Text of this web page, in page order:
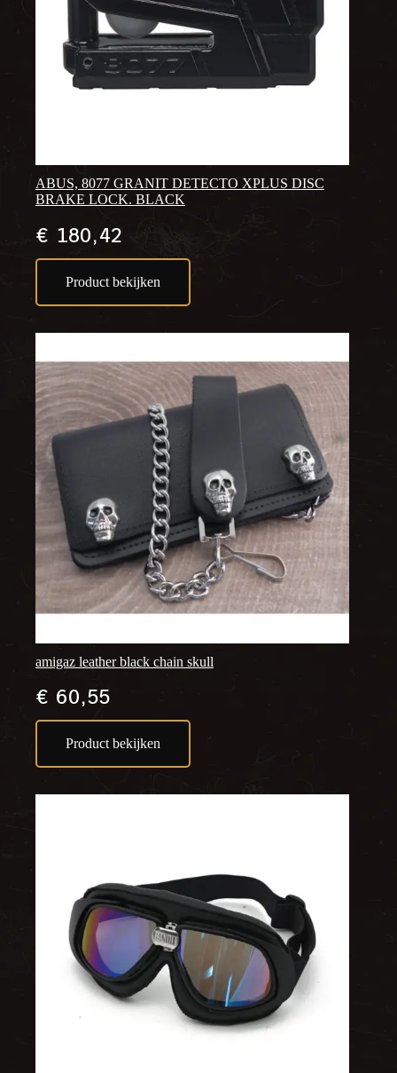
ABUS, 8077 GRANIT DETECTO XPLUS DISC
BRAKE LOCK. BLACK
€180,42
Product bekijken
amigaz leather black chain skull
€60,55
Product bekijken